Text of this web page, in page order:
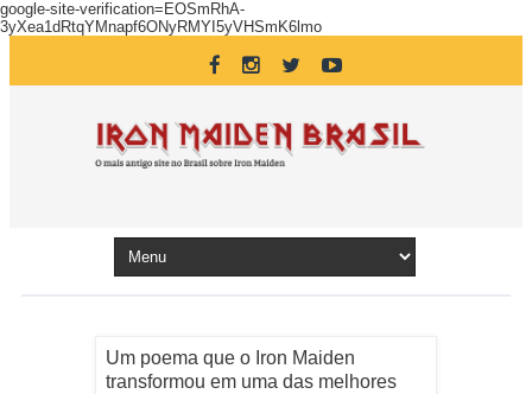
google-site-verification=EOSmRhA-
3yXea1dRtqYMnapf6ONyRMYI5yVHSmK6lmo
Um poema que o Iron Maiden
transformou em uma das melhores